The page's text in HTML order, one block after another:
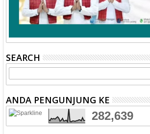
SEARCH
ANDA PENGUNJUNG KE
282,639